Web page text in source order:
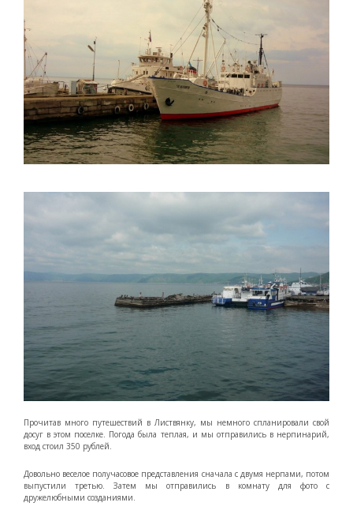
Прочитав много путешествий в Листвянку, мы немного спланировали свой
досуг в этом поселке. Погода была теплая, и мы отправились в нерпинарий,
вход стоил 350 рублей.
Довольно веселое получасовое представления сначала с двумя нерпами, потом
выпустили третью. Затем мы отправились в комнату для фото с
дружелюбными созданиями.